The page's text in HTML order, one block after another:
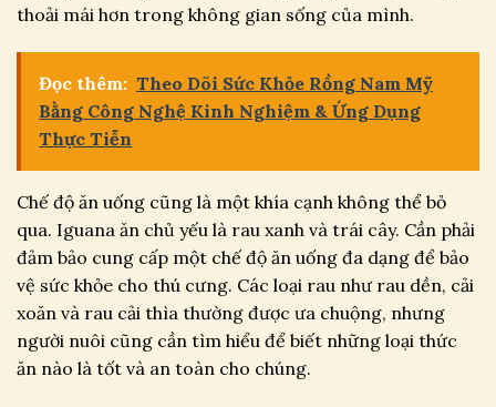
thoải mái hơn trong không gian sống của mình.
Đọc thêm: Theo Dõi Sức Khỏe Rồng Nam Mỹ
Bằng Công Nghệ Kinh Nghiệm & Ứng Dụng
Thực Tiễn
Chế độ ăn uống cũng là một khía cạnh không thể bỏ
qua. Iguana ăn chủ yếu là rau xanh và trái cây. Cần phải
đảm bảo cung cấp một chế độ ăn uống đa dạng để bảo
vệ sức khỏe cho thú cưng. Các loại rau như rau dền, cải
xoăn và rau cải thìa thường được ưa chuộng, nhưng
người nuôi cũng cần tìm hiểu để biết những loại thức
ăn nào là tốt và an toàn cho chúng.